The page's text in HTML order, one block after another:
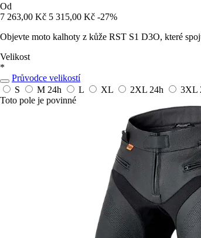
Od
7 263,00 Kč 5 315,00 Kč -27%
Objevte moto kalhoty z kůže RST S1 D3O, které
Velikost
*
Průvodce velikostí
S
M 24h L XL 2XL 24h 3XL
Toto pole je povinné